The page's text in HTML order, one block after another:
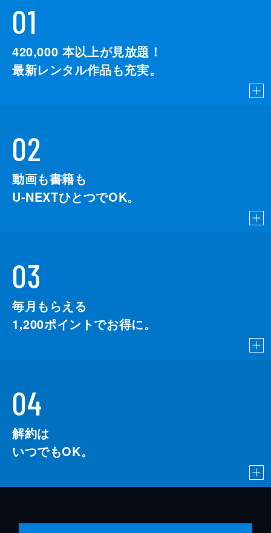
01
420,000 本以上が見放題！
最新レンタル作品も充実。
02
動画も書籍も
U-NEXTひとつでOK。
03
毎月もらえる
1,200ポイントでお得に。
04
解約は
いつでもOK。